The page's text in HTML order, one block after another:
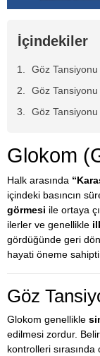
İçindekiler
Göz
Göz
Göz
Glokom
Halk arasında
içindeki basıncın
görmesi ile ortaya
ilerler ve genellikle
gördüğünde geri
hayati öneme
Göz
Glokom genellikle
edilmesi zordur.
kontrolleri sırasında